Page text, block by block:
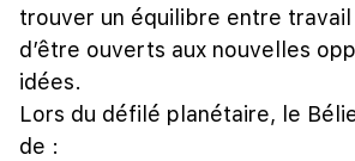
trouver un équilibre entre
d’être ouverts aux nouvelles
idées.
Lors du défilé planétaire, le
de :